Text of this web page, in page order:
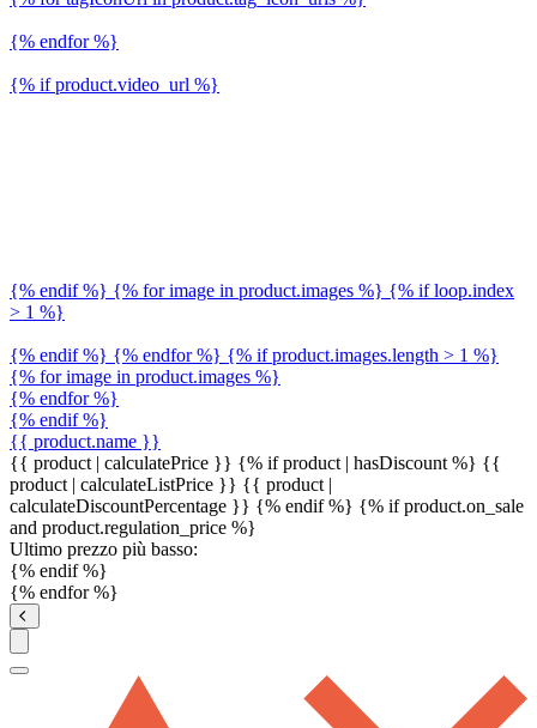
{% endfor %}
{% if product.video_url %}
{% endif %} {% for image in product.images %} {% if loop.index
> 1 %}
{% endif %} {% endfor %} {% if product.images.length > 1 %}
{% for image in product.images %}
{% endfor %}
{% endif %}
{{ product.name }}
{{ product | calculatePrice }} {% if product | hasDiscount %} {{
product | calculateListPrice }} {{ product |
calculateDiscountPercentage }} {% endif %} {% if product.on_sale
and product.regulation_price %}
Ultimo prezzo più basso:
{% endif %}
{% endfor %}